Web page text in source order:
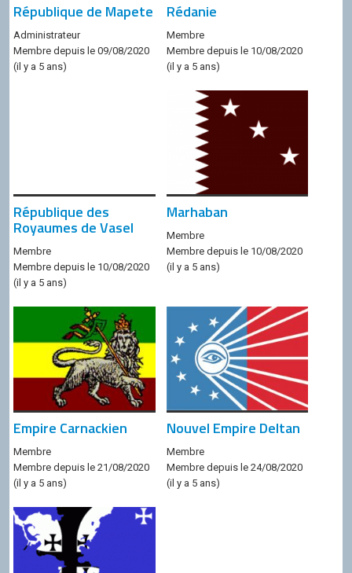
République de Mapete
Administrateur
Membre depuis le 09/08/2020
(il y a 5 ans)
Rédanie
Membre
Membre depuis le 10/08/2020
(il y a 5 ans)
République des
Royaumes de Vasel
Membre
Membre depuis le 10/08/2020
(il y a 5 ans)
Marhaban
Membre
Membre depuis le 10/08/2020
(il y a 5 ans)
Empire Carnackien
Membre
Membre depuis le 21/08/2020
(il y a 5 ans)
Nouvel Empire Deltan
Membre
Membre depuis le 24/08/2020
(il y a 5 ans)